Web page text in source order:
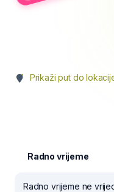
Prikaži put do
Radno vrijeme
Radno vrijeme ne